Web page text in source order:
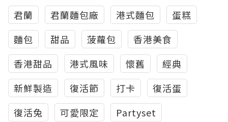
君蘭 君蘭麵包廠 港式麵包
蛋糕
麵包
甜品 菠蘿包
香港美食
香港甜品
港式風味 懷舊
經典
新鮮製造
復活節 打卡
復活蛋
復活兔
可愛限定
Partyset